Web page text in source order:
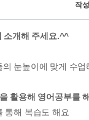
작
소개해 주세요.^^
눈높이에 맞게 수
활용해 영어공부를
통해 복습도 해요